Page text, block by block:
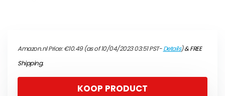
Amazon.nl Price:€10.49(as of 10/04/2023 03:51 PST-Details)&FREE
Shipping.
KOOP PRODUCT